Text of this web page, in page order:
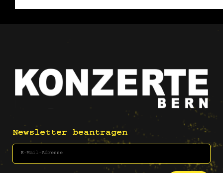
Newsletter beantragen